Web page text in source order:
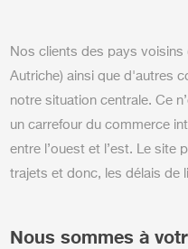
Nos clients des pays voisins
Autriche) ainsi que d'autres
notre situation centrale. Ce
un carrefour du commerce
entre l’ouest et l’est. Le site
trajets et donc, les délais de
Nous sommes à